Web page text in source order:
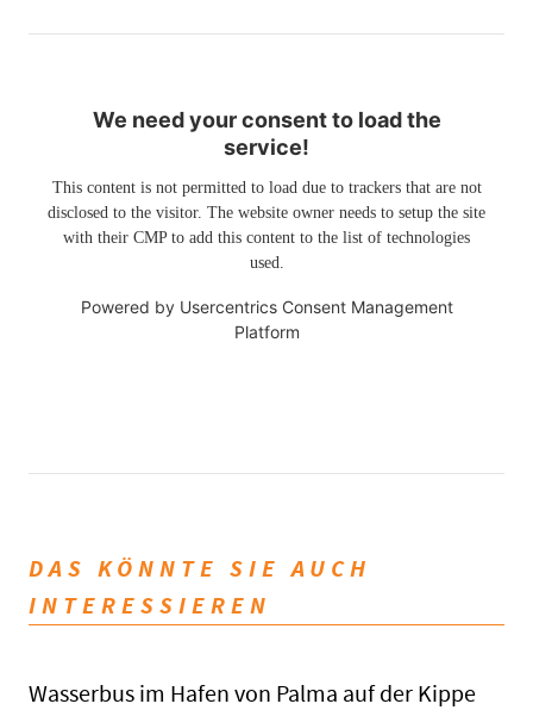
We need your consent to load the
service!
This content is not permitted to load due to trackers that are not
disclosed to the visitor. The website owner needs to setup the site
with their CMP to add this content to the list of technologies
used.
Powered by Usercentrics Consent Management
Platform
DAS KÖNNTE SIE AUCH
INTERESSIEREN
Wasserbus im Hafen von Palma auf der Kippe